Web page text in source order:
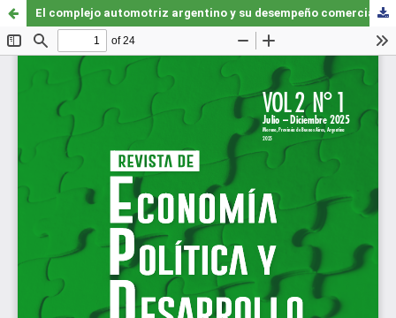
El complejo automotriz argentino y su desempeño comercial en la post-convertibilidad